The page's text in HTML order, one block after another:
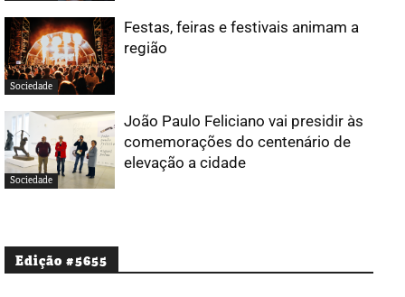
Sociedade
Festas, feiras e festivais animam a
região
Sociedade
João Paulo Feliciano vai presidir às
comemorações do centenário de
elevação a cidade
Edição #5655